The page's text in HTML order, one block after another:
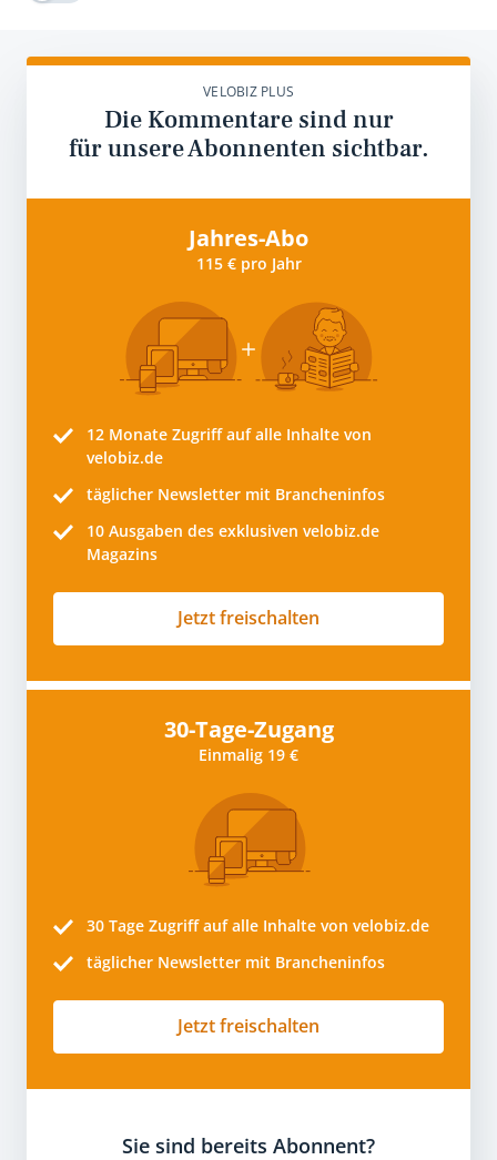
VELOBIZ PLUS
Die Kommentare sind nur
für unsere Abonnenten sichtbar.
Jahres-Abo
115 € pro Jahr
12 Monate Zugriff auf alle Inhalte von
velobiz.de
täglicher Newsletter mit Brancheninfos
10 Ausgaben des exklusiven velobiz.de
Magazins
Jetzt freischalten
30-Tage-Zugang
Einmalig 19 €
30 Tage Zugriff auf alle Inhalte von velobiz.de
täglicher Newsletter mit Brancheninfos
Jetzt freischalten
Sie sind bereits Abonnent?